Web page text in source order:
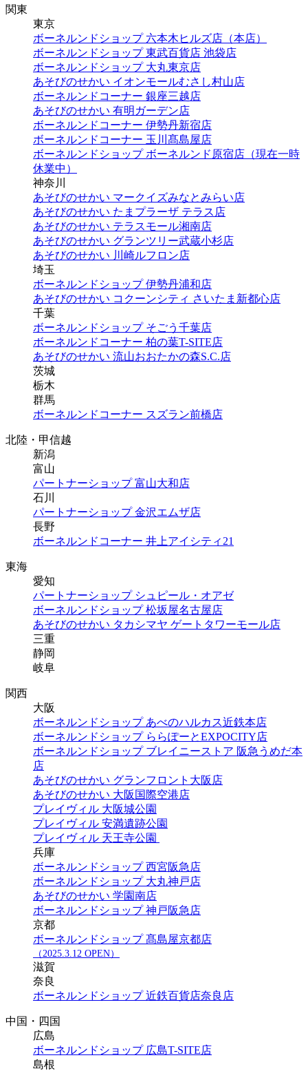
関東
東京
ボーネルンドショップ 六本木ヒルズ店（本店）
ボーネルンドショップ 東武百貨店 池袋店
ボーネルンドショップ 大丸東京店
あそびのせかい イオンモールむさし村山店
ボーネルンドコーナー 銀座三越店
あそびのせかい 有明ガーデン店
ボーネルンドコーナー 伊勢丹新宿店
ボーネルンドコーナー 玉川髙島屋店
ボーネルンドショップ ボーネルンド原宿店（現在一時
休業中）
神奈川
あそびのせかい マークイズみなとみらい店
あそびのせかい たまプラーザ テラス店
あそびのせかい テラスモール湘南店
あそびのせかい グランツリー武蔵小杉店
あそびのせかい 川崎ルフロン店
埼玉
ボーネルンドショップ 伊勢丹浦和店
あそびのせかい コクーンシティ さいたま新都心店
千葉
ボーネルンドショップ そごう千葉店
ボーネルンドコーナー 柏の葉T-SITE店
あそびのせかい 流山おおたかの森S.C.店
茨城
栃木
群馬
ボーネルンドコーナー スズラン前橋店
北陸・甲信越
新潟
富山
パートナーショップ 富山大和店
石川
パートナーショップ 金沢エムザ店
長野
ボーネルンドコーナー 井上アイシティ21
東海
愛知
パートナーショップ シュピール・オアゼ
ボーネルンドショップ 松坂屋名古屋店
あそびのせかい タカシマヤ ゲートタワーモール店
三重
静岡
岐阜
関西
大阪
ボーネルンドショップ あべのハルカス近鉄本店
ボーネルンドショップ ららぽーとEXPOCITY店
ボーネルンドショップ ブレイニーストア 阪急うめだ本
店
あそびのせかい グランフロント大阪店
あそびのせかい 大阪国際空港店
プレイヴィル 大阪城公園
プレイヴィル 安満遺跡公園
プレイヴィル 天王寺公園
兵庫
ボーネルンドショップ 西宮阪急店
ボーネルンドショップ 大丸神戸店
あそびのせかい 学園南店
ボーネルンドショップ 神戸阪急店
京都
ボーネルンドショップ 髙島屋京都店
（2025.3.12 OPEN）
滋賀
奈良
ボーネルンドショップ 近鉄百貨店奈良店
中国・四国
広島
ボーネルンドショップ 広島T-SITE店
島根